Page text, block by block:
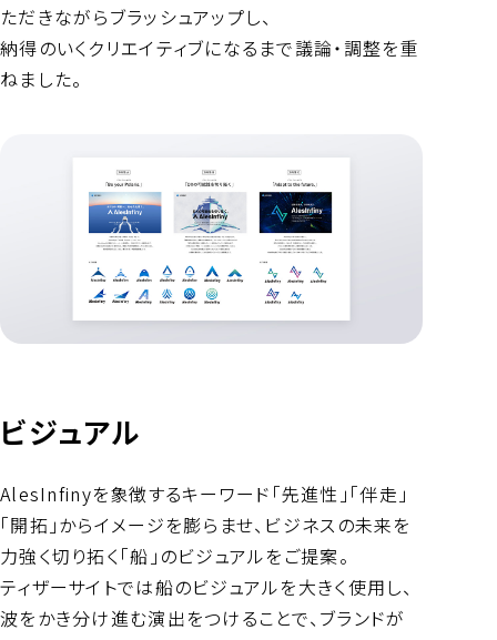
ただきながらブラッシュアップし、
納得のいくクリエイティブになるまで議論・調整を重
ねました。
ビジュアル
AlesInfinyを象徴するキーワード「先進性」「伴走」
「開拓」からイメージを膨らませ、ビジネスの未来を
力強く切り拓く「船」のビジュアルをご提案。
ティザーサイトでは船のビジュアルを大きく使用し、
波をかき分け進む演出をつけることで、ブランドが